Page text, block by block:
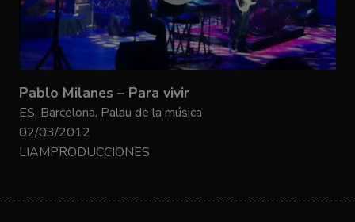
Pablo Milanes – Para vivir
ES, Barcelona, Palau de la música
02/03/2012
LIAMPRODUCCIONES